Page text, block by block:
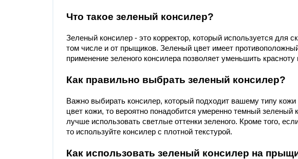
Что такое зеленый консилер?
Зеленый консилер - это корректор, который используется для
том числе и от прыщиков. Зеленый цвет имеет
применение зеленого консилера позволяет уменьшить
Как правильно выбрать зеленый консилер?
Важно выбирать консилер, который подходит вашему типу
цвет кожи, то вероятно понадобится умеренно темный зеленый
лучше использовать светлые оттенки зеленого. Кроме того,
то используйте консилер с плотной текстурой.
Как использовать зеленый консилер на